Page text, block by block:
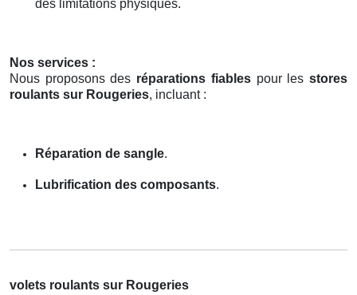
des limitations physiques.
Nos services :
Nous proposons des réparations fiablespour lesstores
roulants sur Rougeries, incluant :
Réparation de sangle.
Lubrification des composants.
volets roulants sur Rougeries